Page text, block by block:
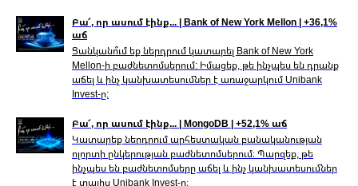
Բա՜, որ ասում էինք... | Bank of New York Mellon | +36,1%
աճ
Ցանկանո՞ւմ եք ներդրում կատարել Bank of New York
Mellon-ի բաժնետոմսերում: Իմացեք, թե ինչպես են դրանք
աճել և ինչ կանխատեսումներ է առաջարկում Unibank
Invest-ը:
Բա՜, որ ասում էինք... | MongoDB | +52,1% աճ
Կատարեք ներդրում արհեստական բանականության
ոլորտի ընկերության բաժնետոմսերում։ Պարզեք, թե
ինչպես են բաժնետոմսերը աճել և ինչ կանխատեսումներ
է տալիս Unibank Invest-ը։